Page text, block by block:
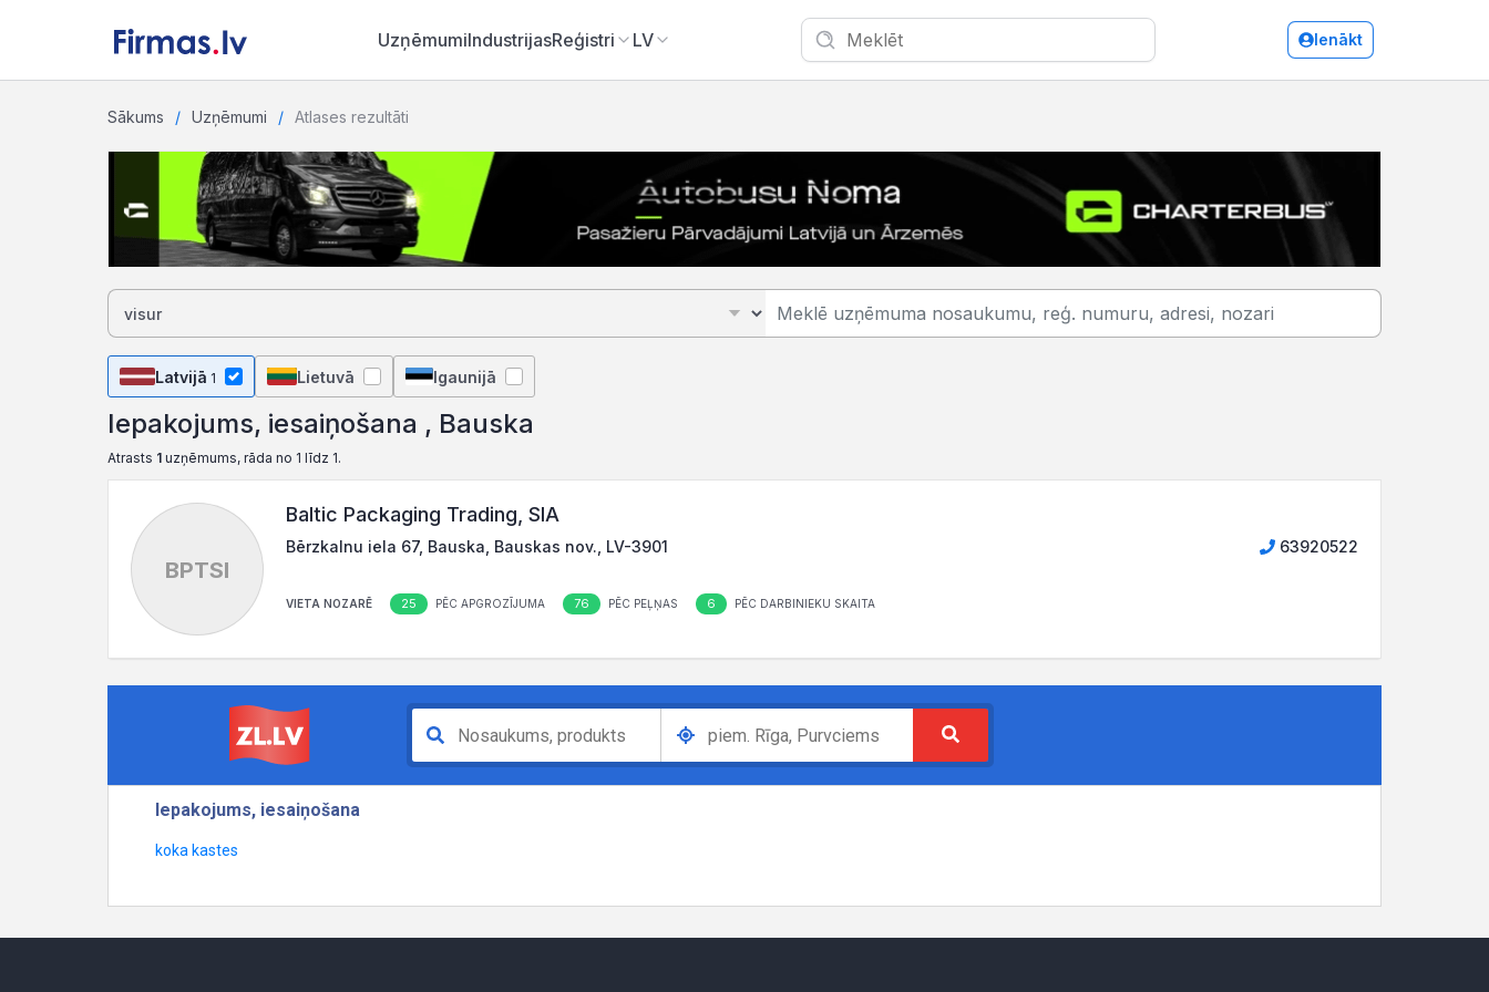
UzņēmumiIndustrijasReģistri LV Ienākt
Sākums Uzņēmumi Atlases rezultāti
Bauska/Iepakojums, iesaiņošana
Latvijā 1 Lietuvā Igaunijā
Iepakojums, iesaiņošana , Bauska
Atrasts 1 uzņēmums, rāda no 1 līdz 1.
BPTSI
Baltic Packaging Trading, SIA
Bērzkalnu iela 67, Bauska, Bauskas nov., LV-3901 63920522
VIETA NOZARĒ 25 PĒC APGROZĪJUMA 76 PĒC PEĻŅAS 6 PĒC DARBINIEKU SKAITA